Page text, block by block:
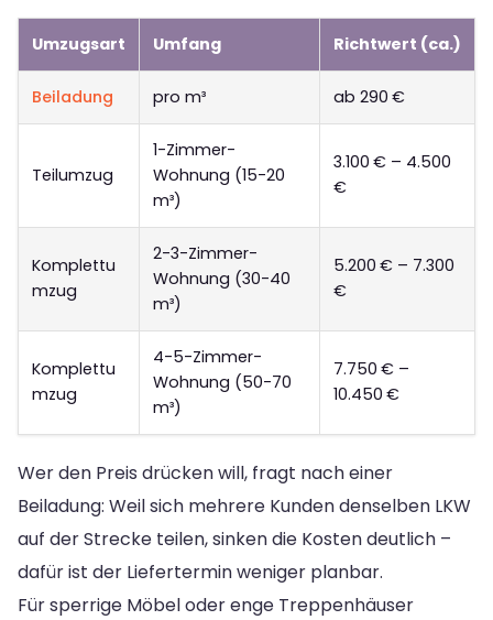
Umzugsart Umfang Richtwert (ca.)
Beiladung pro m³ ab 290 €
Teilumzug
1-Zimmer-
Wohnung (15-20
m³)
3.100 € – 4.500
€
Komplettu
mzug
2-3-Zimmer-
Wohnung (30-40
m³)
5.200 € – 7.300
€
Komplettu
mzug
4-5-Zimmer-
Wohnung (50-70
m³)
7.750 € –
10.450 €
Wer den Preis drücken will, fragt nach einer
Beiladung: Weil sich mehrere Kunden denselben LKW
auf der Strecke teilen, sinken die Kosten deutlich –
dafür ist der Liefertermin weniger planbar.
Für sperrige Möbel oder enge Treppenhäuser